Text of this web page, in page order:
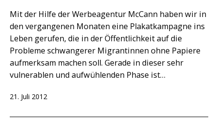
Mit der Hilfe der Werbeagentur McCann haben wir in
den vergangenen Monaten eine Plakatkampagne ins
Leben gerufen, die in der Öffentlichkeit auf die
Probleme schwangerer Migrantinnen ohne Papiere
aufmerksam machen soll. Gerade in dieser sehr
vulnerablen und aufwühlenden Phase ist…
Veröffentlicht
21. Juli 2012